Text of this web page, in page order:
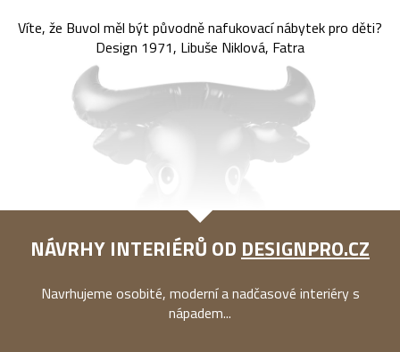
Víte, že Buvol měl být původně nafukovací nábytek pro děti?
Design 1971, Libuše Niklová, Fatra
NÁVRHY INTERIÉRŮ OD DESIGNPRO.CZ
Navrhujeme osobité, moderní a nadčasové interiéry s
nápadem...